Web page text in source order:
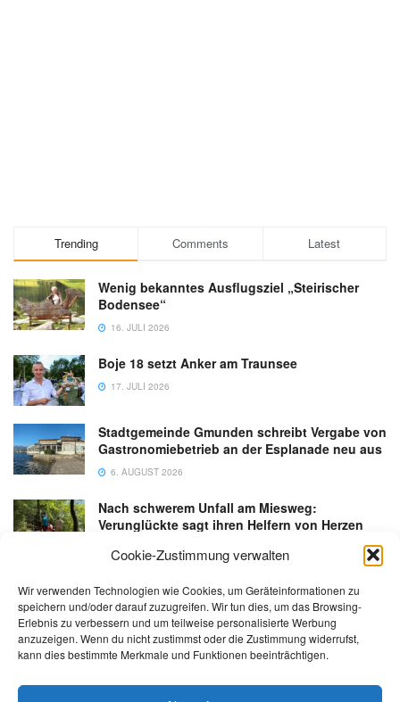
Cookie-Zustimmung verwalten
Wir verwenden Technologien wie Cookies, um Geräteinformationen zu
speichern und/oder darauf zuzugreifen. Wir tun dies, um das Browsing-
Erlebnis zu verbessern und um teilweise personalisierte Werbung
anzuzeigen. Wenn du nicht zustimmst oder die Zustimmung widerrufst,
kann dies bestimmte Merkmale und Funktionen beeinträchtigen.
Trending Comments Latest
Wenig bekanntes Ausflugsziel „Steirischer
Bodensee“
16. JULI 2026
Boje 18 setzt Anker am Traunsee
17. JULI 2026
Stadtgemeinde Gmunden schreibt Vergabe von
Gastronomiebetrieb an der Esplanade neu aus
6. AUGUST 2026
Nach schwerem Unfall am Miesweg:
Verunglückte sagt ihren Helfern von Herzen